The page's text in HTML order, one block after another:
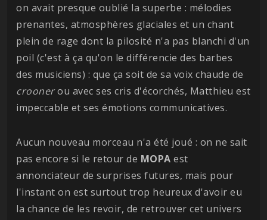
on avait presque oublié la superbe : mélodies
prenantes, atmosphères glaciales et un chant
plein de rage dont la pilosité n'a pas blanchi d'un
poil (c'est à ça qu'on le différencie des barbes
des musiciens) : que ça soit de sa voix chaude de
croonerou avec ses cris d'écorchés, Matthieu est
impeccable et ses émotions communicatives.
Aucun nouveau morceau n'a été joué : on ne sait
pas encore si le retour de MOPA est
annonciateur de surprises futures, mais pour
l'instant on est surtout trop heureux d'avoir eu
la chance de les revoir, de retrouver cet univers